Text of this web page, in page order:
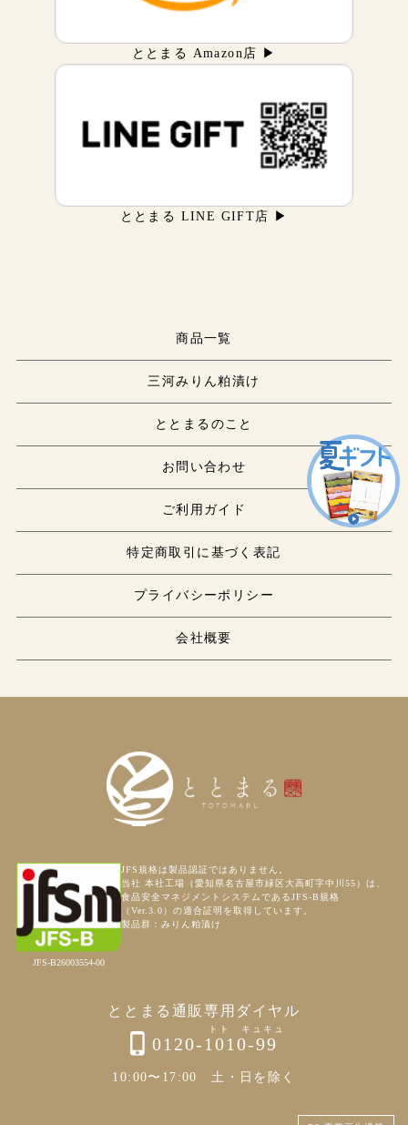
ととまる Amazon店 ▶
ととまる LINE GIFT店 ▶
商品一覧
三河みりん粕漬け
ととまるのこと
お問い合わせ
ご利用ガイド
特定商取引に基づく表記
プライバシーポリシー
会社概要
JFS-B26003554-00
JFS規格は製品認証ではありません。
当社 本社工場（愛知県名古屋市緑区大高町字中川55）は、
食品安全マネジメントシステムであるJFS-B規格
（Ver.3.0）の適合証明を取得しています。
製品群：みりん粕漬け
ととまる通販専用ダイヤル
0120-1010-99
10:00〜17:00 土・日を除く